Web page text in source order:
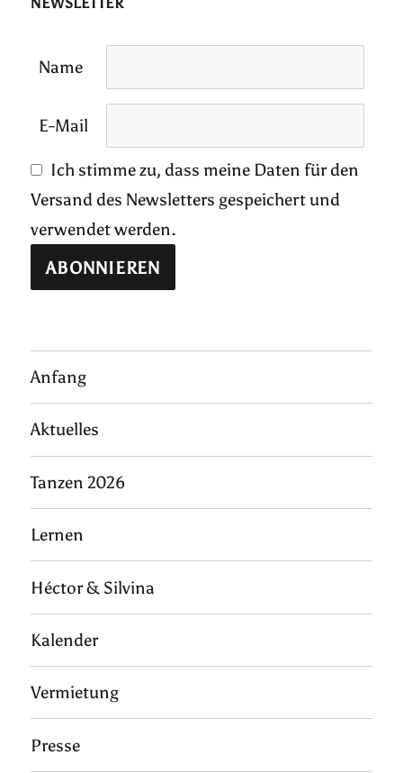
NEWSLETTER
Name
E-Mail
Ich stimme zu, dass meine Daten für den
Versand des Newsletters gespeichert und
verwendet werden.
Anfang
Aktuelles
Tanzen 2026
Lernen
Héctor & Silvina
Kalender
Vermietung
Presse